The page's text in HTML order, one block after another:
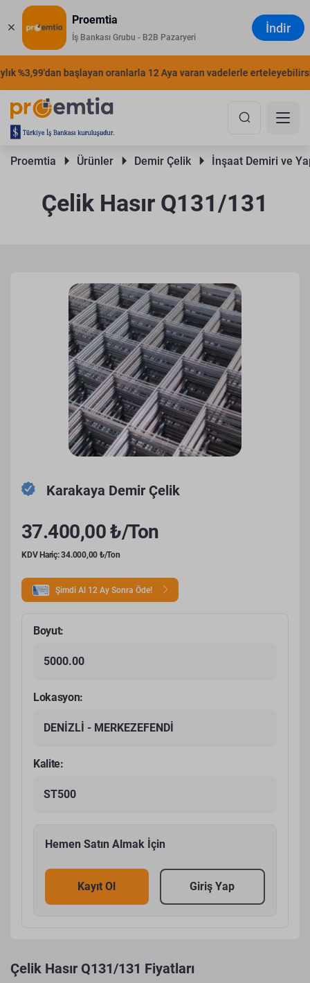
Proemtia
İş Bankası Grubu - B2B Pazaryeri
İndir
%3,99'dan başlayan oranlarla 12 Aya varan vadelerle
Proemtia Ürünler Demir Çelik İnşaat Demiri ve
Çelik Hasır Q131/131
Karakaya Demir Çelik
37.400,00 ₺/Ton
KDV Hariç: 34.000,00 ₺/Ton
Şimdi Al 12 Ay Sonra Öde!
Boyut:
5000.00
Lokasyon:
DENİZLİ - MERKEZEFENDİ
Kalite:
ST500
Hemen Satın Almak İçin
Kayıt Ol Giriş Yap
Çelik Hasır Q131/131 Fiyatları